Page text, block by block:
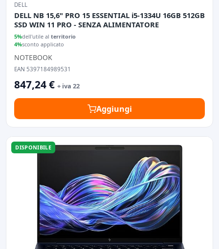
DELL
DELL NB 15,6" PRO 15 ESSENTIAL i5-1334U 16GB 512GB
SSD WIN 11 PRO - SENZA ALIMENTATORE
5%dell'utile al territorio
4%sconto applicato
NOTEBOOK
EAN 5397184989531
847,24 € + iva 22
Aggiungi
DISPONIBILE